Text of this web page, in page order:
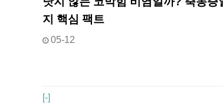
지 핵심 팩트
05-12
[-]